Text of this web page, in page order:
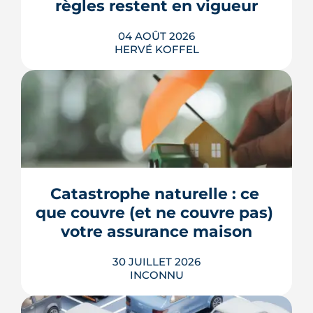
LIRE L'ARTICLE
règles restent en vigueur
04 AOÛT 2026
HERVÉ KOFFEL
La fin des zones à faibles émissions a
fait la une au printemps 2026, avant
d'être effacée par le Conseil
tient toujours et la vignette Crit'Air
reste la clé d'entrée dans l'intra-rocade.
LIRE L'ARTICLE
Catastrophe naturelle : ce
que couvre (et ne couvre pas)
votre assurance maison
30 JUILLET 2026
INCONNU